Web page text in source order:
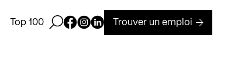
Top 100 Ouvrir la barre de recherche
Page Facebook de Kollectif
Page Instagram de Kollectif
Page Linkedin de Kollectif
Trouver un emploi